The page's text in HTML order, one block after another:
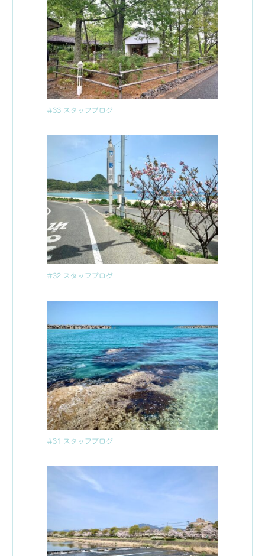
#33 スタッフブログ
#32 スタッフブログ
#31 スタッフブログ